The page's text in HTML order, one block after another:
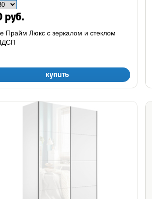
руб.
купить
Прайм Люкс с зеркалом и стеклом